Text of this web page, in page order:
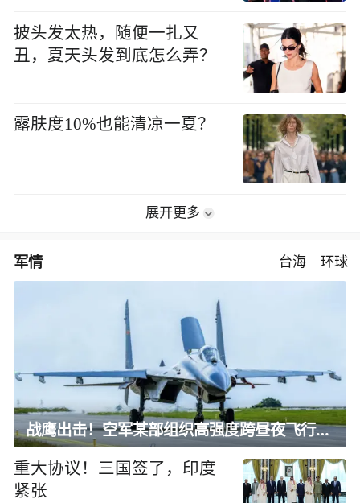
披头发太热，随便一扎又
丑，夏天头发到底怎么弄？
露肤度10%也能清凉一夏？
展开更多
军情 台海 环球
战鹰出击！空军某部组织高强度跨昼夜飞行训练
重大协议！三国签了，印度
紧张